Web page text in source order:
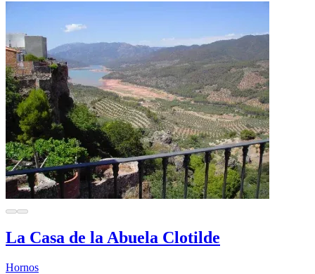
La Casa de la Abuela Clotilde
Hornos